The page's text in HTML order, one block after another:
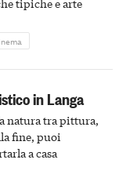
in Langa
natura tra pittura,
fine, puoi
a casa